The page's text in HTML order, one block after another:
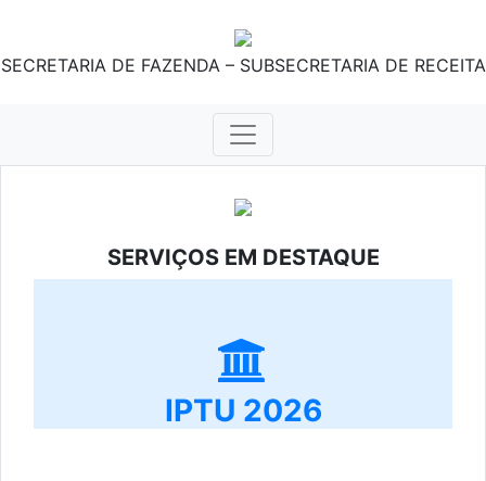
SECRETARIA DE FAZENDA – SUBSECRETARIA DE RECEITA
SERVIÇOS EM DESTAQUE
IPTU 2026